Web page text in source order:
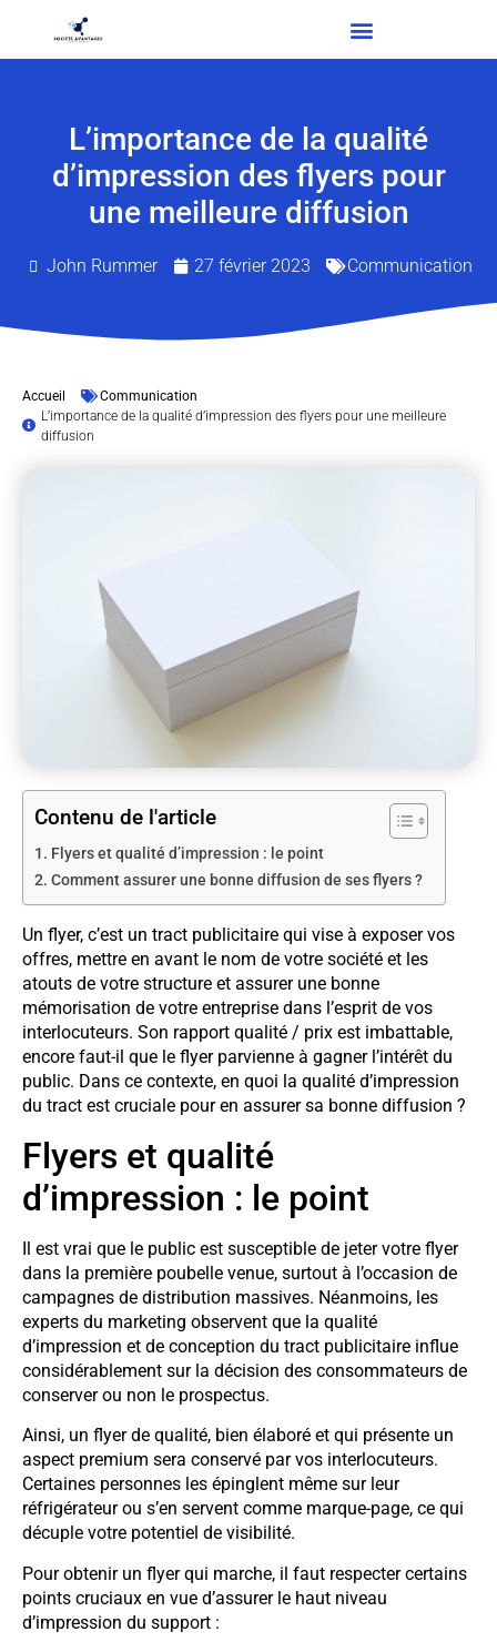
L’importance de la qualité
d’impression des flyers pour
une meilleure diffusion
John Rummer 27 février 2023 Communication
Accueil
Communication
L’importance de la qualité d’impression des flyers pour une meilleure
diffusion
Contenu de l'article
Flyers et qualité d’impression : le point
Comment assurer une bonne diffusion de ses flyers ?
Un flyer, c’est un tract publicitaire qui vise à exposer vos
offres, mettre en avant le nom de votre société et les
atouts de votre structure et assurer une bonne
mémorisation de votre entreprise dans l’esprit de vos
interlocuteurs. Son rapport qualité / prix est imbattable,
encore faut-il que le flyer parvienne à gagner l’intérêt du
public. Dans ce contexte, en quoi la qualité d’impression
du tract est cruciale pour en assurer sa bonne diffusion ?
Flyers et qualité
d’impression : le point
Il est vrai que le public est susceptible de jeter votre flyer
dans la première poubelle venue, surtout à l’occasion de
campagnes de distribution massives. Néanmoins, les
experts du marketing observent que la qualité
d’impression et de conception du tract publicitaire influe
considérablement sur la décision des consommateurs de
conserver ou non le prospectus.
Ainsi, un flyer de qualité, bien élaboré et qui présente un
aspect premium sera conservé par vos interlocuteurs.
Certaines personnes les épinglent même sur leur
réfrigérateur ou s’en servent comme marque-page, ce qui
décuple votre potentiel de visibilité.
Pour obtenir un flyer qui marche, il faut respecter certains
points cruciaux en vue d’assurer le haut niveau
d’impression du support :